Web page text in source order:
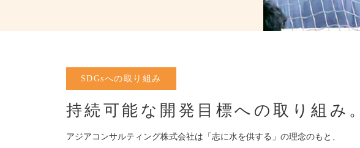
SDGsへの取り組み
持続可能な開発目標への取り組み。
アジアコンサルティング株式会社は「志に水を供する」の理念のもと、